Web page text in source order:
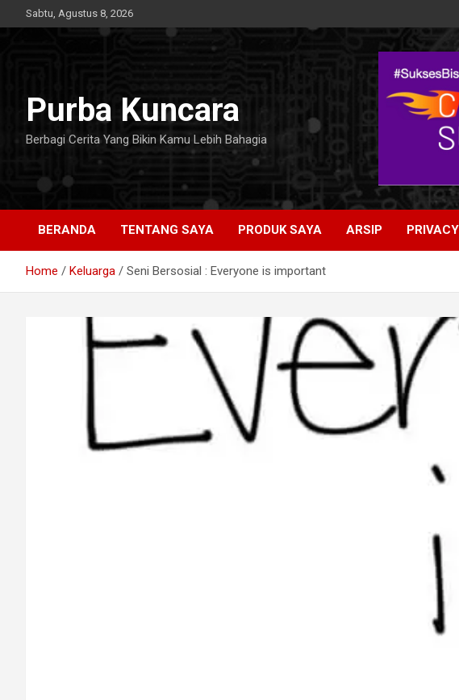
to
Sabtu, Agustus 8, 2026
Purba Kuncara
Berbagi Cerita Yang Bikin Kamu Lebih Bahagia
BERANDA TENTANG SAYA PRODUK SAYA ARSIP
Home Keluarga Seni Bersosial : Everyone is important